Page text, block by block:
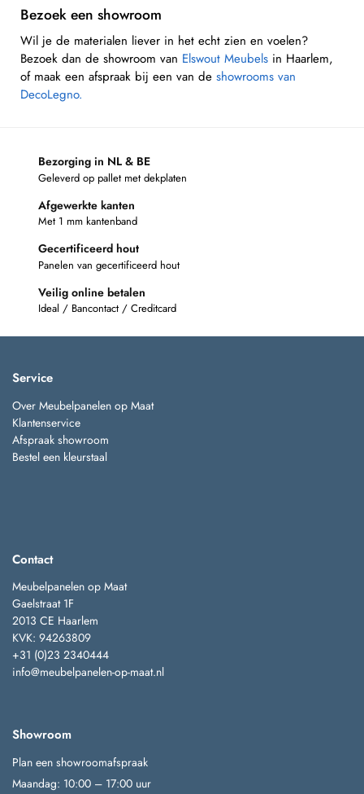
Bezoek een showroom
Wil je de materialen liever in het echt zien en voelen?
Bezoek dan de showroom van Elswout Meubels in Haarlem,
of maak een afspraak bij een van de showrooms van
DecoLegno.
Bezorging in NL & BE
Geleverd op pallet met dekplaten
Afgewerkte kanten
Met 1 mm kantenband
Gecertificeerd hout
Panelen van gecertificeerd hout
Veilig online betalen
Ideal / Bancontact / Creditcard
Service
Over Meubelpanelen op Maat
Klantenservice
Afspraak showroom
Bestel een kleurstaal
Contact
Meubelpanelen op Maat
Gaelstraat 1F
2013 CE Haarlem
KVK: 94263809
+31 (0)23 2340444
info@meubelpanelen-op-maat.nl
Showroom
Plan een showroomafspraak
Maandag: 10:00 – 17:00 uur